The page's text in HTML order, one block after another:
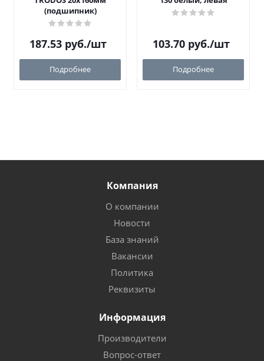
(подшипник)
187.53 руб./шт
Подробнее
103.70 руб./шт
Подробнее
Компания
О компании
Новости
База знаний
Вакансии
Политика
Реквизиты
Информация
Производители
Вопрос-ответ